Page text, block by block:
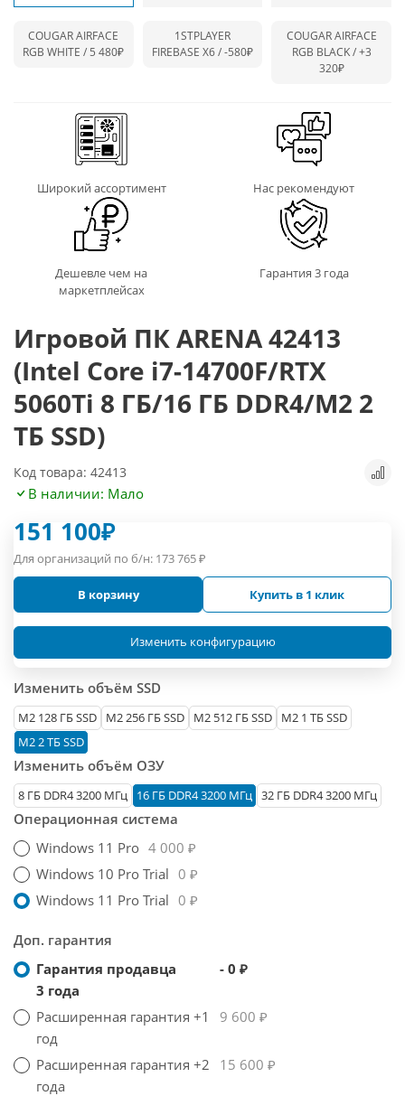
COUGAR AIRFACE
RGB WHITE / 5 480₽
1STPLAYER
FIREBASE X6 /-580₽
COUGAR AIRFACE
RGB BLACK /+3
320₽
Широкий ассортимент Нас рекомендуют
Дешевле чем на
маркетплейсах
Гарантия 3 года
Игровой ПК ARENA 42413
(Intel Core i7-14700F/RTX
5060Ti 8 ГБ/16 ГБ DDR4/M2 2
ТБ SSD)
Код товара: 42413
В наличии: Мало
151 100₽
Для организаций по б/н: 173 765₽
В корзину Купить в 1 клик
Изменить конфигурацию
Изменить объём SSD
М2 128 ГБ SSD M2 256 ГБ SSD M2 512 ГБ SSD
M2 1 ТБ SSD
M2 2 ТБ SSD
Изменить объём ОЗУ
8 ГБ DDR4 3200 МГц 16 ГБ DDR4 3200 МГц 32 ГБ DDR4 3200 МГц
Операционная система
Windows 11 Pro 4 000 ₽
Windows 10 Pro Trial 0 ₽
Windows 11 Pro Trial 0 ₽
Доп. гарантия
Гарантия продавца
3 года
- 0 ₽
Расширенная гарантия +1
год
9 600 ₽
Расширенная гарантия +2
года
15 600 ₽